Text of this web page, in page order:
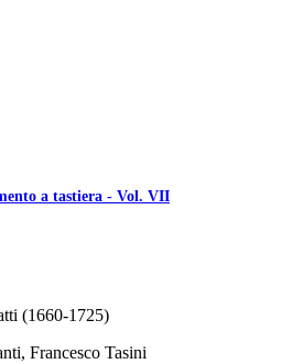
a tastiera - Vol. VII
(1660-1725)
Francesco Tasini